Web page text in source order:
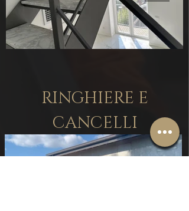
RINGHIERE E
CANCELLI